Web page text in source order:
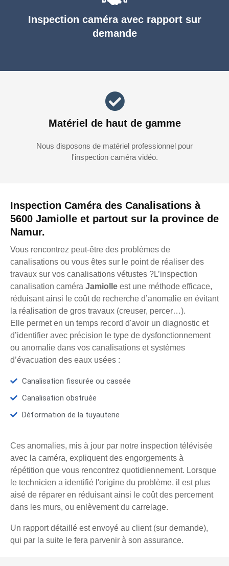
Inspection Caméra des Canalisations à
5600 Jamiolle et partout sur la province de
Namur.
Vous rencontrez peut-être des problèmes de
canalisations ou vous êtes sur le point de réaliser des
travaux sur vos canalisations vétustes ?L’inspection
canalisation caméra Jamiolle est une méthode efficace,
réduisant ainsi le coût de recherche d’anomalie en évitant
la réalisation de gros travaux (creuser, percer…).
Elle permet en un temps record d'avoir un diagnostic et
d’identifier avec précision le type de dysfonctionnement
ou anomalie dans vos canalisations et systèmes
d’évacuation des eaux usées :
Canalisation fissurée ou cassée
Canalisation obstruée
Déformation de la tuyauterie
Ces anomalies, mis à jour par notre inspection télévisée
avec la caméra, expliquent des engorgements à
répétition que vous rencontrez quotidiennement. Lorsque
le technicien a identifié l'origine du problème, il est plus
aisé de réparer en réduisant ainsi le coût des percement
dans les murs, ou enlèvement du carrelage.
Un rapport détaillé est envoyé au client (sur demande),
qui par la suite le fera parvenir à son assurance.
Inspection caméra avec rapport sur
demande
Matériel de haut de gamme
Nous disposons de matériel professionnel pour
l'inspection caméra vidéo.